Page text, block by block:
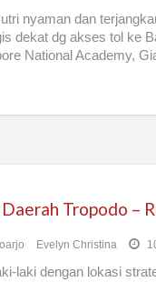
nyaman dan
dekat dg akses tol ke
National Academy,
Evelyn Christina
laki dengan lokasi